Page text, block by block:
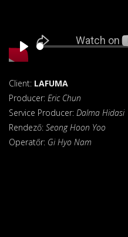
Play
Seek
Client: LAFUMA
Producer: Eric Chun
Service Producer: Dalma Hidasi
Rendező: Seong Hoon Yoo
Operatőr: Gi Hyo Nam